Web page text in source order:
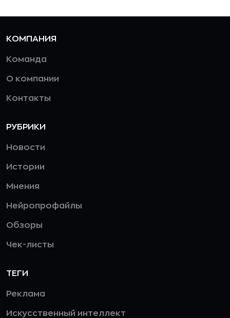
КОМПАНИЯ
Команда
О компании
Контакты
РУБРИКИ
Новости
Истории
Мнения
Нейропрофайлы
Обзоры
Чек-листы
ТЕГИ
Реклама
Искусственный интеллект